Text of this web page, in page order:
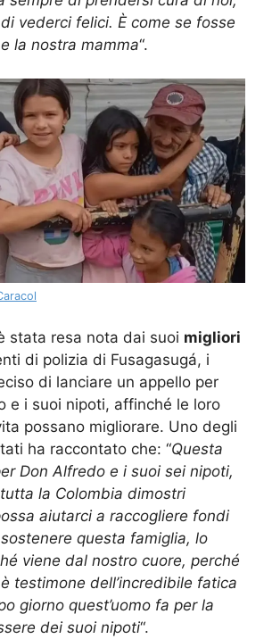
vederci felici. È come se fosse
la nostra mamma“.
stata resa nota dai suoi migliori
di polizia di Fusagasugá, i
di lanciare un appello per
e i suoi nipoti, affinché le loro
possano migliorare. Uno degli
ha raccontato che: “Questa
Don Alfredo e i suoi sei nipoti,
la Colombia dimostri
aiutarci a raccogliere fondi
questa famiglia, lo
viene dal nostro cuore, perché
testimone dell’incredibile fatica
giorno quest’uomo fa per la
dei suoi nipoti“.